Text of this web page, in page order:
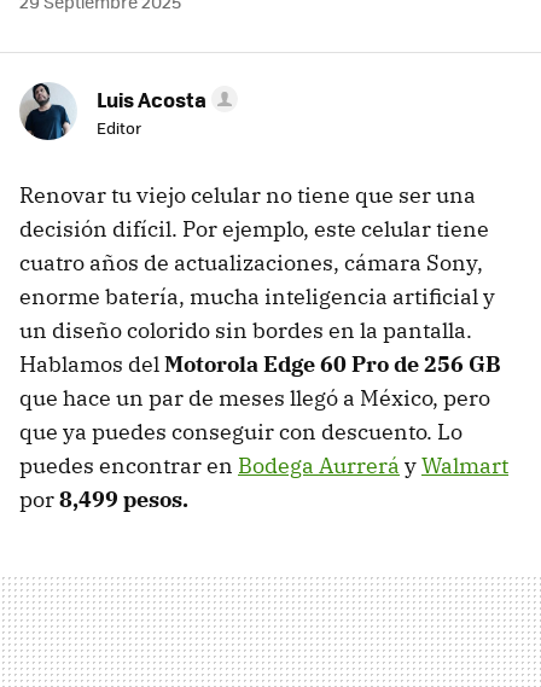
Luis Acosta
Editor
Renovar tu viejo celular no tiene que ser una
decisión difícil. Por ejemplo, este celular tiene
cuatro años de actualizaciones, cámara Sony,
enorme batería, mucha inteligencia artificial y
un diseño colorido sin bordes en la pantalla.
Hablamos delMotorola Edge 60 Prode 256 GB
que hace un par de meses llegó a México, pero
que ya puedes conseguir con descuento. Lo
puedes encontrar en Bodega Aurrerá yWalmart
por8,499 pesos.